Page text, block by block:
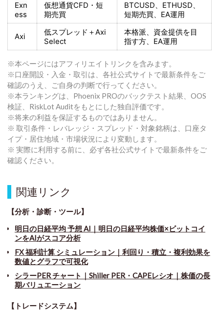
Exn
ess
仮想通貨CFD・短
期売買
BTCUSD、ETHUSD、
短期売買、EA運用
Axi 低スプレッド＋Axi
Select
本格派、資金提供を目
指す方、EA運用
※本ページにはアフィリエイトリンクを含みます。
※口座開設・入金・取引は、各社公式サイトで最新条件をご
確認のうえ、ご自身の判断で行ってください。
※本ランキングは、Phoenix PROのバックテスト結果、OOS
検証、RiskLot Auditをもとにした独自評価です。
※将来の利益を保証するものではありません。
※ 取引条件・レバレッジ・スプレッド・対象銘柄は、口座タ
イプ・居住地域・市場状況により変動します。
※ 実際に利用する前に、必ず各社公式サイトで最新条件をご
確認ください。
関連リンク
【分析・診断・ツール】
明日の日経平均 予想 AI｜明日の日経平均株価×ビットコイ
ンをAIがスコア分析
FX 福利計算 シミュレーション｜利回り・積立・複利効果を
数値とグラフで可視化
シラーPER チャート ｜ Shiller PER・CAPEレシオ｜株価の長
期バリュエーション
【トレードシステム】